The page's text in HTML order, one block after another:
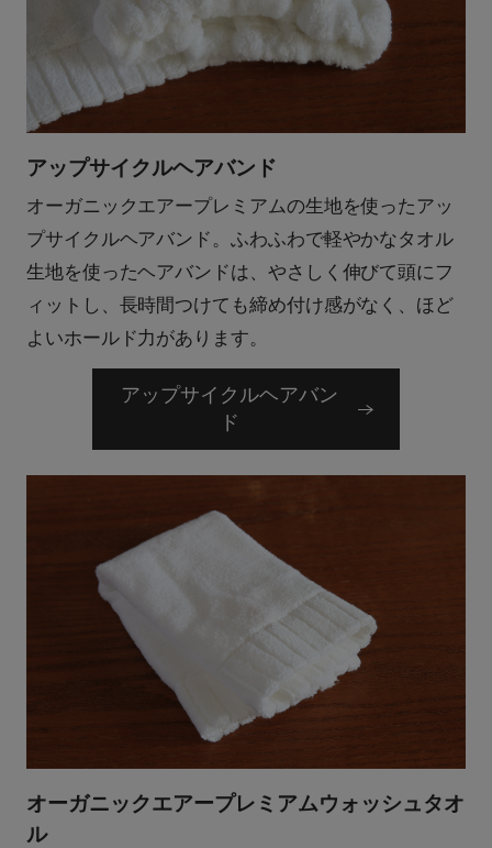
アップサイクルヘアバンド
オーガニックエアープレミアムの生地を使ったアッ
プサイクルヘアバンド。ふわふわで軽やかなタオル
生地を使ったヘアバンドは、やさしく伸びて頭にフ
ィットし、長時間つけても締め付け感がなく、ほど
よいホールド力があります。
アップサイクルヘアバン
ド
オーガニックエアープレミアムウォッシュタオ
ル